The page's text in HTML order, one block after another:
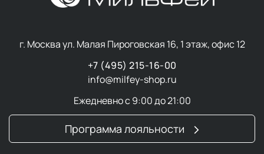
г. Москва ул. Малая Пироговская 16, 1 этаж, офис 12
+7 (495) 215-16-00
info@milfey-shop.ru
Ежедневно с 9:00 до 21:00
Программа лояльности